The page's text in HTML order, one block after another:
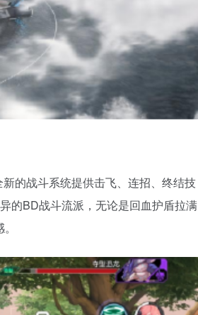
的战斗系统提供击飞、连招、终结技
的BD战斗流派，无论是回血护盾拉满